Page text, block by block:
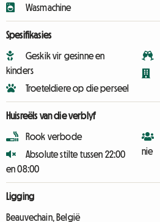
Wasmachine
Spesifikasies
Geskik vir gesinne en
kinders
Troeteldiere op die perseel
Huisreëls van die verblyf
Rook verbode
Absolute stilte tussen 22:00
en 08:00
nie
Ligging
Beauvechain, België